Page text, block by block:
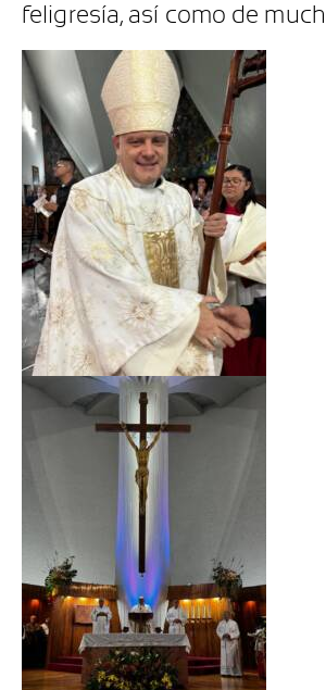
feligresía, así como de